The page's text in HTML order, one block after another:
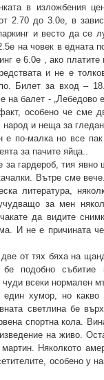
в изложбения
2.70 до 3.0е, в
и весто да се
на човек в
е 6.0е , ако
и не е
Билет за вход –
балет - „Лебедово
особено че сме
и неща за
по-малка но все пак
за пачите яйца..
за гардероб, тия
Вътре сме
литература,
за мен
да видите
И не е причината
от тях бяха на
бе подобно
всеки нормален
хумор, но какво
светлина бе
спортна кола.
на живо.
Няколкото
особено у